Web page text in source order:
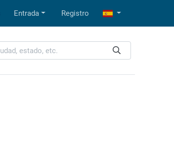
Entrada Registro